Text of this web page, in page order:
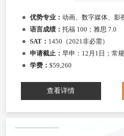
优势专业： 动画、数字媒体、影
语言成绩： 托福 100；雅思 7.0
SAT： 1450（2021非必需）
申请截止： 早申：12月1日；常
学费： $59,260
查看详情